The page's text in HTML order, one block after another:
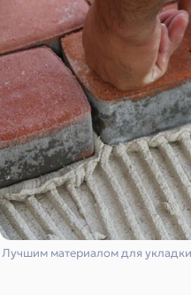
Лучшим материалом для укладки